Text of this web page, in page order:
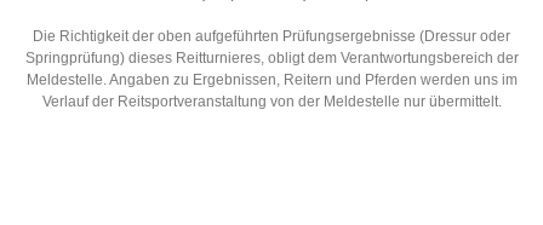
Die Richtigkeit der oben aufgeführten Prüfungsergebnisse (Dressur oder
Springprüfung) dieses Reitturnieres, obligt dem Verantwortungsbereich der
Meldestelle. Angaben zu Ergebnissen, Reitern und Pferden werden uns im
Verlauf der Reitsportveranstaltung von der Meldestelle nur übermittelt.